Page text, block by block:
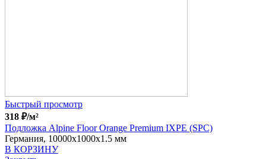
Быстрый просмотр
318 ₽/м²
Подложка Alpine Floor Orange Premium IXPE (SPC)
Германия, 10000x1000x1.5 мм
В КОРЗИНУ